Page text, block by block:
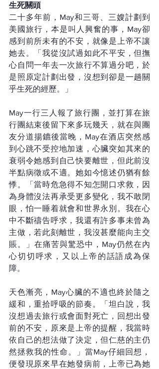
生死關頭
二十多年前，May和三哥、三嫂計劃到
美國旅行，本是叫人興奮的事，May卻
感到前所未有的不安，就像是上帝不讓
她去。「我從沒試過如此不平安，但撫
心自問一年去一次旅行不算過分吧，於
是照原定計劃出發，沒想到卻是一趟關
乎生死的經歷。」
May一行三人報了旅行團，並打算在旅
行團結束後留下來多玩幾天，就在與團
友分道揚鑣後當晚，May在酒店突然感
到心跳不受控地加速，心臟突如其來的
衰弱令她感到自己快要離世，但此前沒
半點病徵或不適。她如今憶述仍猶有餘
悸。「當時危急得不知怎開口求救，因
為身體沒法再承受更多變化，我不敢閉
眼，怕一睡着就會和世界永別。我在心
中不斷禱告呼求，我還有許多事未曾為
主做，若此刻離世，我沒甚麼能向主交
賬。」在痛苦與驚恐中，May仍然在內
心切切呼求，又以上帝的話語成為保
障。
天色漸亮，May心臟的不適也終於隨之
緩和，重拾呼吸的節奏。「坦白說，我
沒想過去旅行或會面對死亡，回想出發
前的不安，原來是上帝的提醒，我當時
依自己的想法做了決定，但仁慈的主仍
然拯救我的性命。」當May仔細回想，
便發現原來早在她發病前，上帝已為她